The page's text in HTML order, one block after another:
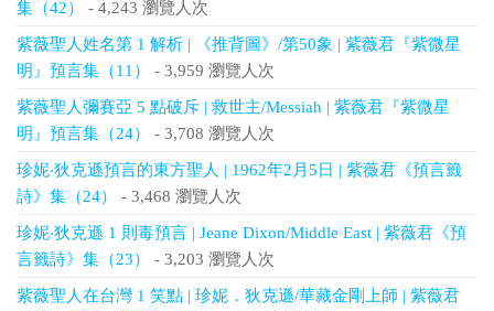
集（42） - 4,243 瀏覽人次
紫薇聖人姓名第 1 解析 | 《推背圖》/第50象 | 紫薇君『紫微星
明』預言集（11）
- 3,959 瀏覽人次
紫薇聖人彌賽亞 5 點破斥 | 救世主/Messiah | 紫薇君『紫微星
明』預言集（24）
- 3,708 瀏覽人次
珍妮‧狄克遜預言的東方聖人 | 1962年2月5日 | 紫薇君《預言籤
詩》集（24）
- 3,468 瀏覽人次
珍妮‧狄克遜 1 則毒預言 | Jeane Dixon/Middle East | 紫薇君《預
言籤詩》集（23）
- 3,203 瀏覽人次
紫薇聖人在台灣 1 笑點 | 珍妮．狄克遜/華藏金剛上師 | 紫薇君